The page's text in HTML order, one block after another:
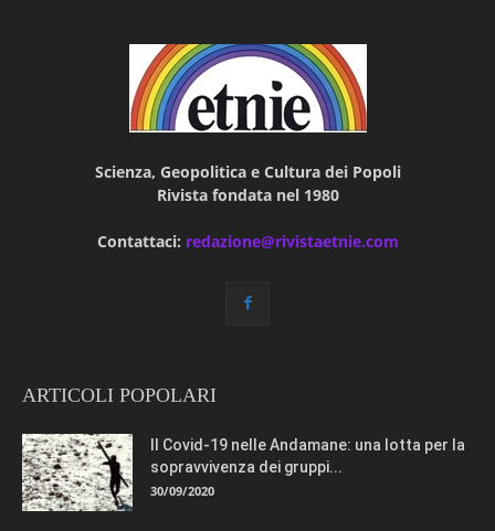
Scienza, Geopolitica e Cultura dei Popoli
Rivista fondata nel 1980
Contattaci: redazione@rivistaetnie.com
ARTICOLI POPOLARI
Il Covid-19 nelle Andamane: una lotta per la
sopravvivenza dei gruppi...
30/09/2020